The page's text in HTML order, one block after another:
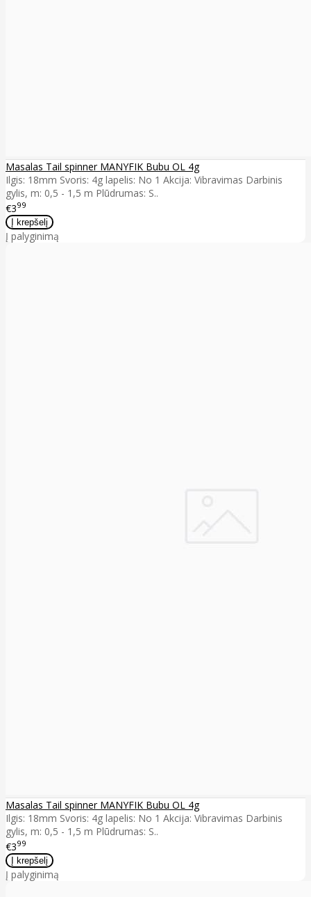
Masalas Tail spinner MANYFIK Bubu OL 4g
Ilgis: 18mm Svoris: 4g lapelis: No 1 Akcija: Vibravimas Darbinis
gylis, m: 0,5 - 1,5 m Plūdrumas: S..
€399
Į palyginimą
Masalas Tail spinner MANYFIK Bubu OL 4g
Ilgis: 18mm Svoris: 4g lapelis: No 1 Akcija: Vibravimas Darbinis
gylis, m: 0,5 - 1,5 m Plūdrumas: S..
€399
Į palyginimą